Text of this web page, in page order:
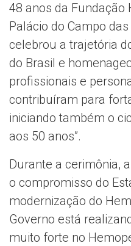
48 anos da Fundação
Palácio do Campo
celebrou a trajetória
do Brasil e
profissionais e
contribuíram para
iniciando também o
aos 50 anos”.
Durante a cerimônia,
o compromisso do
modernização do
Governo está
muito forte no